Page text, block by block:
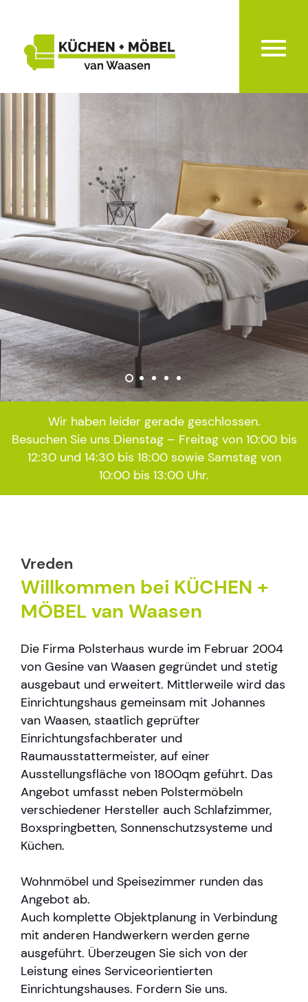
Wir haben leider gerade geschlossen.
Besuchen Sie uns Dienstag – Freitag von 10:00 bis
12:30 und 14:30 bis 18:00 sowie Samstag von
10:00 bis 13:00 Uhr.
Vreden
Willkommen bei KÜCHEN +
MÖBEL van Waasen
Die Firma Polsterhaus wurde im Februar 2004
von Gesine van Waasen gegründet und stetig
ausgebaut und erweitert. Mittlerweile wird das
Einrichtungshaus gemeinsam mit Johannes
van Waasen, staatlich geprüfter
Einrichtungsfachberater und
Raumausstattermeister, auf einer
Ausstellungsfläche von 1800qm geführt. Das
Angebot umfasst neben Polstermöbeln
verschiedener Hersteller auch Schlafzimmer,
Boxspringbetten, Sonnenschutzsysteme und
Küchen.
Wohnmöbel und Speisezimmer runden das
Angebot ab.
Auch komplette Objektplanung in Verbindung
mit anderen Handwerkern werden gerne
ausgeführt. Überzeugen Sie sich von der
Leistung eines Serviceorientierten
Einrichtungshauses. Fordern Sie uns.